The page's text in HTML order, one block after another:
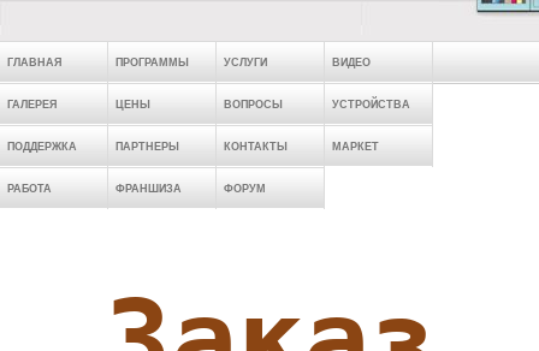
ГЛАВНАЯ ПРОГРАММЫ УСЛУГИ ВИДЕО
ГАЛЕРЕЯ ЦЕНЫ ВОПРОСЫ УСТРОЙСТВА
ПОДДЕРЖКА ПАРТНЕРЫ КОНТАКТЫ МАРКЕТ
РАБОТА ФРАНШИЗА ФОРУМ